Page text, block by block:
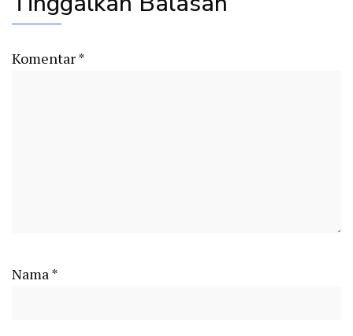
Komentar*
Nama*